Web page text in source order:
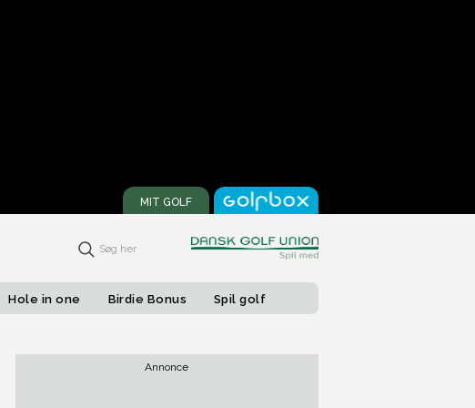
MIT GOLF
Søg her
Hole in one Birdie Bonus Spil golf
Annonce